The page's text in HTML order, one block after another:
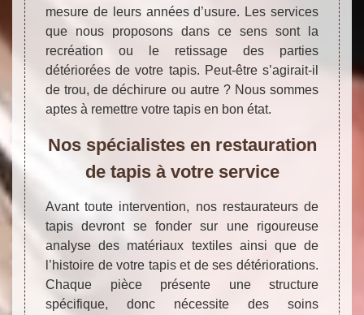
mesure de leurs années d’usure. Les services
que nous proposons dans ce sens sont la
recréation ou le retissage des parties
détériorées de votre tapis. Peut-être s’agirait-il
de trou, de déchirure ou autre ? Nous sommes
aptes à remettre votre tapis en bon état.
Nos spécialistes en restauration
de tapis à votre service
Avant toute intervention, nos restaurateurs de
tapis devront se fonder sur une rigoureuse
analyse des matériaux textiles ainsi que de
l’histoire de votre tapis et de ses détériorations.
Chaque pièce présente une structure
spécifique, donc nécessite des soins